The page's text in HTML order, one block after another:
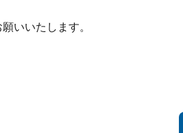
いいたします。